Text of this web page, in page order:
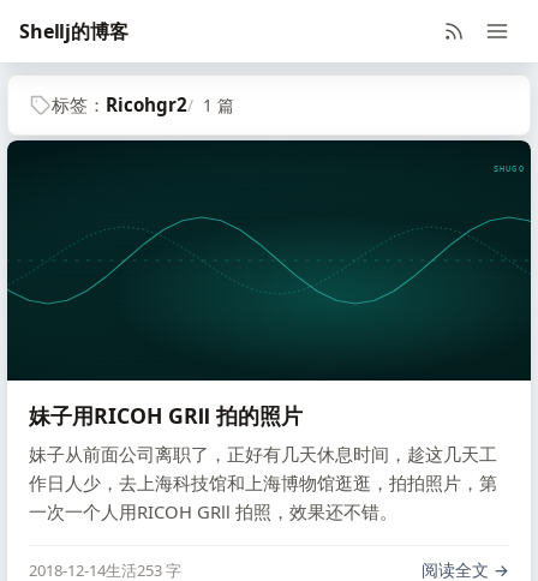
Shellj的博客
标签： Ricohgr2 1 篇
SHUGO
妹子用RICOH GRⅡ 拍的照片
妹子从前面公司离职了，正好有几天休息时间，趁这几天工
作日人少，去上海科技馆和上海博物馆逛逛，拍拍照片，第
一次一个人用RICOH GRⅡ 拍照，效果还不错。
2018-12-14生活253 字 阅读全文